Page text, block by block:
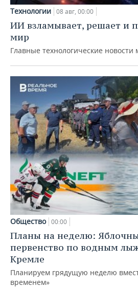
Технологии 08 авг, 00:00
ИИ взламывает, решает и
мир
Главные технологические
Общество 00:00
Планы на неделю:
первенство по водным
Кремле
Планируем грядущую неделю
временем»